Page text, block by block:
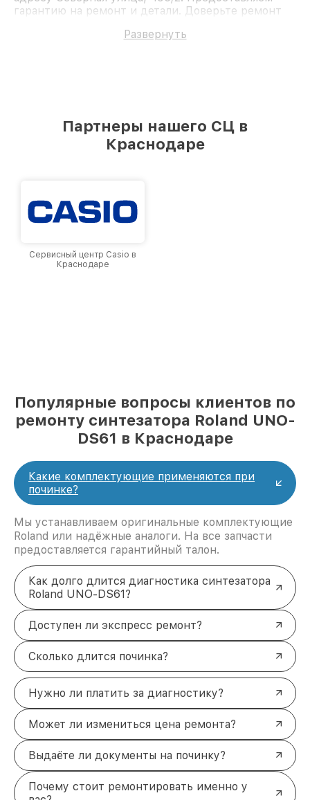
гарантию на ремонт и детали. Доверьте ремонт
Развернуть
Партнеры нашего СЦ в
Краснодаре
Сервисный центр Casio в
Краснодаре
Популярные вопросы клиентов по
ремонту синтезатора Roland UNO-
DS61 в Краснодаре
Какие комплектующие применяются при
починке?
Мы устанавливаем оригинальные комплектующие
Roland или надёжные аналоги. На все запчасти
предоставляется гарантийный талон.
Как долго длится диагностика синтезатора
Roland UNO-DS61?
Доступен ли экспресс ремонт?
Сколько длится починка?
Нужно ли платить за диагностику?
Может ли измениться цена ремонта?
Выдаёте ли документы на починку?
Почему стоит ремонтировать именно у